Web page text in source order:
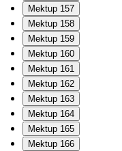
Mektup 157
Mektup 158
Mektup 159
Mektup 160
Mektup 161
Mektup 162
Mektup 163
Mektup 164
Mektup 165
Mektup 166